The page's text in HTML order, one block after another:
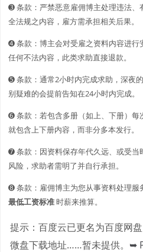
➌ 条款：严禁恶意雇佣博主处理违法
全法规之内容，雇方需承担相关后果。
➍ 条款：博主会对受雇之资料内容进
任何不法内容，此类求助直接退款。
➎ 条款：通常2小时内完成求助，深夜
别疑难的会提前告知在24小时内完成。
➏ 条款：若包含多册（如上、下册）
就包含上下册内容，而非分多本发行。
➐ 条款：因资料保存年代久远、或受
风险，求助者需明了并自行承担。
➑ 条款：雇佣博主为您从事资料处理
最低工资标准时薪来推算。
提示：百度云已更名为百度网
微盘下载地址……暂未提供。 ➥